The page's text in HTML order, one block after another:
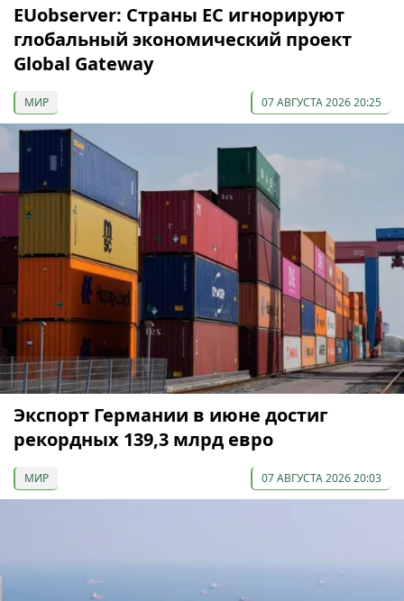
EUobserver: Страны ЕС игнорируют
глобальный экономический проект
Global Gateway
МИР 07 АВГУСТА 2026 20:25
Экспорт Германии в июне достиг
рекордных 139,3 млрд евро
МИР 07 АВГУСТА 2026 20:03